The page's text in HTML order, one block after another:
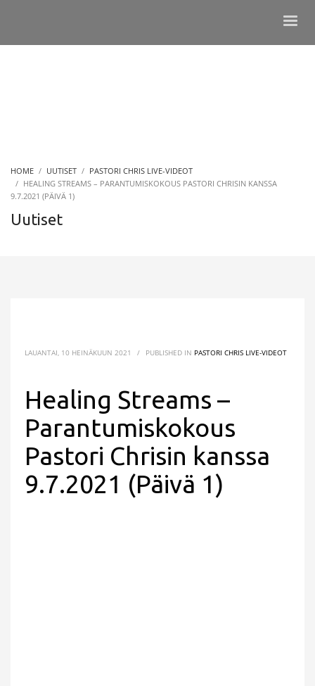
HOME UUTISET
PASTORI CHRIS LIVE-VIDEOT
HEALING STREAMS – PARANTUMISKOKOUS PASTORI CHRISIN KANSSA
9.7.2021 (PÄIVÄ 1)
Uutiset
LAUANTAI, 10 HEINÄKUUN 2021 / PUBLISHED IN PASTORI CHRIS LIVE-VIDEOT
Healing Streams –
Parantumiskokous
Pastori Chrisin kanssa
9.7.2021 (Päivä 1)